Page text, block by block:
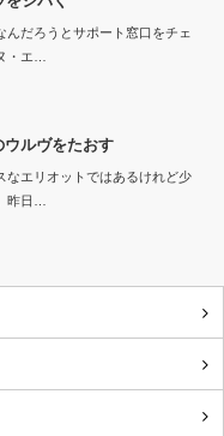
んだろうとサポート窓口をチェ
・エ…
ルヴをたおす
なエリオットではあるけれど少
昨日…